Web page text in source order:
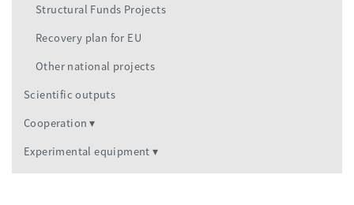
Structural Funds Projects
Recovery plan for EU
Other national projects
Scientific outputs
Cooperation
Experimental equipment